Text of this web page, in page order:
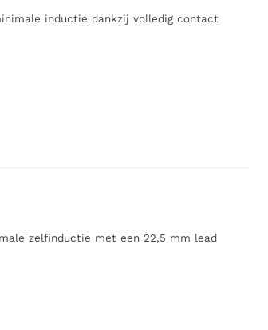
inductie dankzij volledig contact
zelfinductie met een 22,5 mm lead